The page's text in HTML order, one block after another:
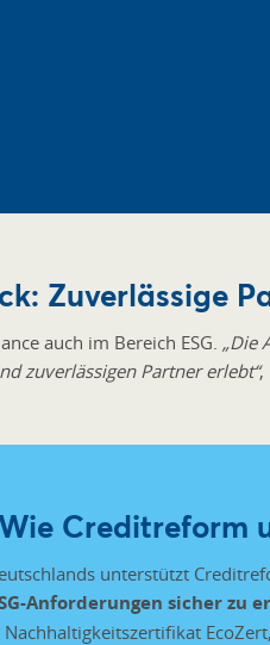
Zuverlässige
auch im Bereich ESG. „Die
zuverlässigen Partner erlebt“,
Creditreform
unterstützt
Anforderungen sicher zu